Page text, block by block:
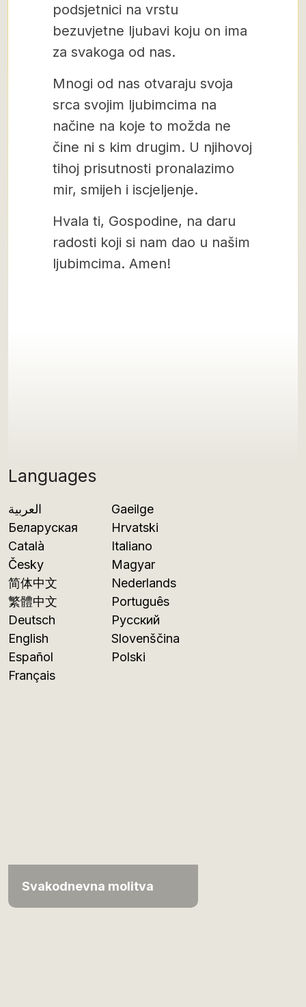
Languages
العربية
Беларуская
Català
Česky
简体中文
繁體中文
Deutsch
English
Español
Français
Gaeilge
Hrvatski
Italiano
Magyar
Nederlands
Português
Русский
Slovenščina
Polski
Svakodnevna molitva
podsjetnici na vrstu
bezuvjetne ljubavi koju on ima
za svakoga od nas.
Mnogi od nas otvaraju svoja
srca svojim ljubimcima na
načine na koje to možda ne
čine ni s kim drugim. U njihovoj
tihoj prisutnosti pronalazimo
mir, smijeh i iscjeljenje.
Hvala ti, Gospodine, na daru
radosti koji si nam dao u našim
ljubimcima. Amen!